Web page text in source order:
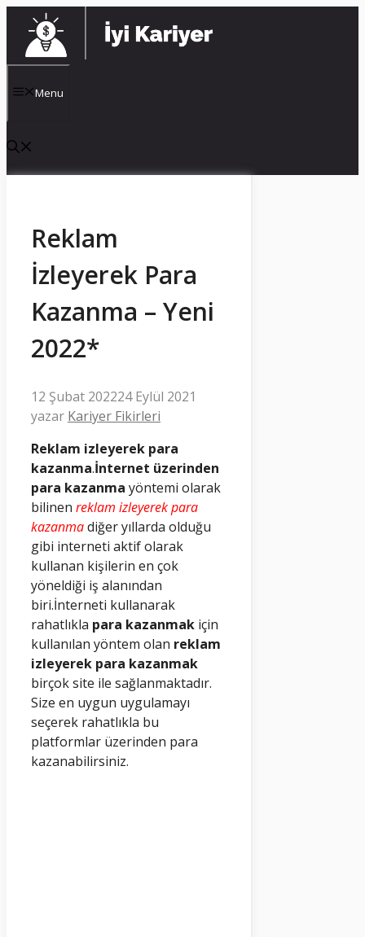
İçeriğe
Menu
Reklam
İzleyerek Para
Kazanma – Yeni
2022*
12 Şubat 202224 Eylül 2021
yazar Kariyer Fikirleri
Reklam izleyerek para
kazanma.İnternet üzerinden
para kazanma yöntemi olarak
bilinen reklam izleyerek para
kazanmadiğer yıllarda olduğu
gibi interneti aktif olarak
kullanan kişilerin en çok
yöneldiği iş alanından
biri.İnterneti kullanarak
rahatlıkla para kazanmak için
kullanılan yöntem olan reklam
izleyerek para kazanmak
birçok site ile sağlanmaktadır.
Size en uygun uygulamayı
seçerek rahatlıkla bu
platformlar üzerinden para
kazanabilirsiniz.